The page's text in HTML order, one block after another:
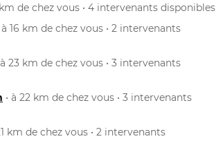
de chez vous • 4 intervenants disponibles
à 16 km de chez vous • 2 intervenants
à 23 km de chez vous • 3 intervenants
• à 22 km de chez vous • 3 intervenants
km de chez vous • 2 intervenants